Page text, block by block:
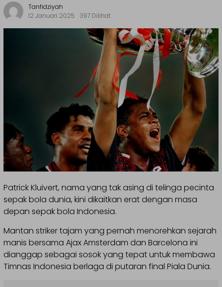
Tanfidziyah
12 Januari 2025
397 Dilihat
Patrick Kluivert, nama yang tak asing di telinga pecinta
sepak bola dunia, kini dikaitkan erat dengan masa
depan sepak bola Indonesia.
Mantan striker tajam yang pernah menorehkan sejarah
manis bersama Ajax Amsterdam dan Barcelona ini
dianggap sebagai sosok yang tepat untuk membawa
Timnas Indonesia berlaga di putaran final Piala Dunia.